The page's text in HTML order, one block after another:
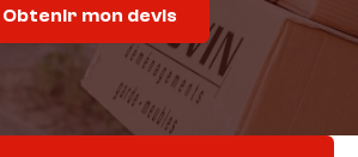
Obtenir mon devis